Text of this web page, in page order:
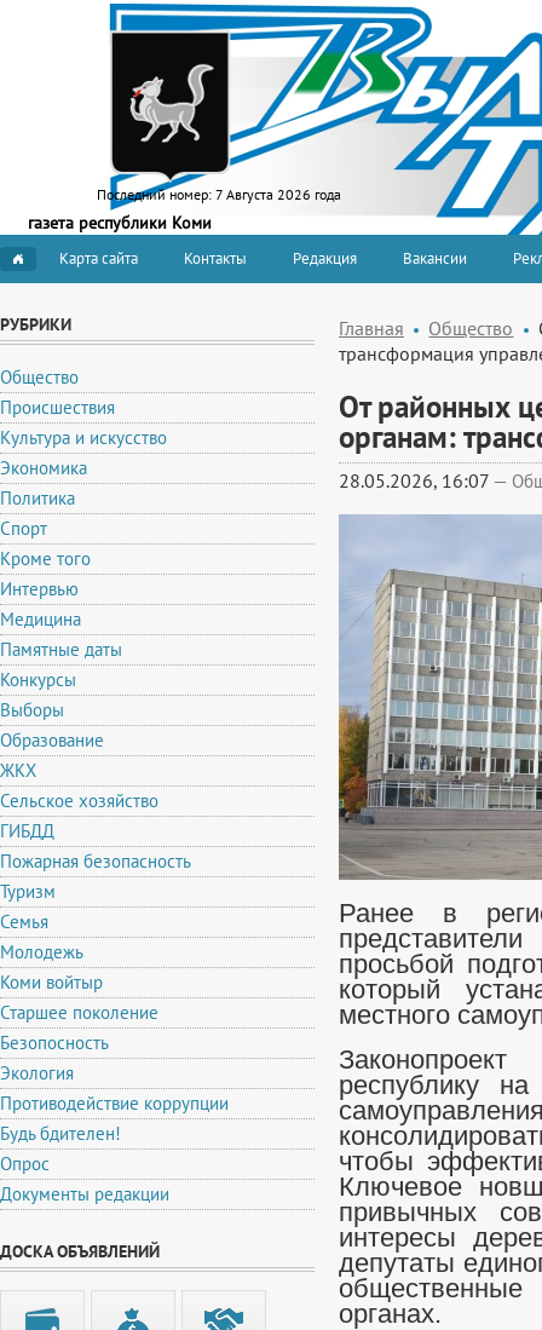
Последний номер: 7 Августа 2026 года
газета республики Коми
Карта сайта Контакты Редакция Вакансии
РУБРИКИ
Общество
Происшествия
Культура и искусство
Экономика
Политика
Спорт
Кроме того
Интервью
Медицина
Памятные даты
Конкурсы
Выборы
Образование
ЖКХ
Сельское хозяйство
ГИБДД
Пожарная безопасность
Туризм
Семья
Молодежь
Коми войтыр
Старшее поколение
Безопосность
Экология
Противодействие коррупции
Будь бдителен!
Опрос
Документы редакции
ДОСКА ОБЪЯВЛЕНИЙ
Главная Общество
трансформация
От районных
органам:
28.05.2026, 16:07 —
Ранее в
просьбой
который
местного
республику
чтобы
Ключевое
привычных
интересы
депутаты
органах.